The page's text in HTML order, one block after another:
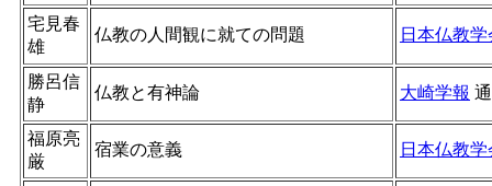
宅見春
雄
仏教の人間観に就ての問題 日本仏教
勝呂信
静
仏教と有神論 大崎学報
福原亮
厳
宿業の意義 日本仏教